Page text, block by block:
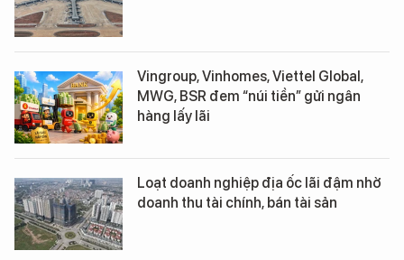
Vingroup, Vinhomes, Viettel Global,
MWG, BSR đem “núi tiền” gửi ngân
hàng lấy lãi
Loạt doanh nghiệp địa ốc lãi đậm nhờ
doanh thu tài chính, bán tài sản